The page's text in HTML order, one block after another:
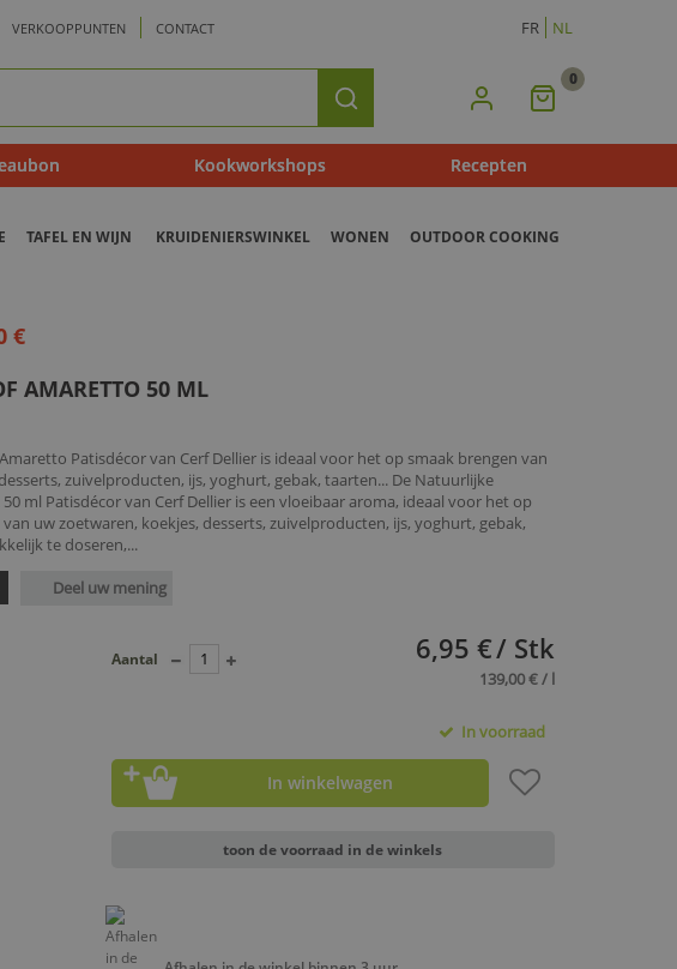
VERKOOPPUNTEN CONTACT FR NL
Zoeken Mijn
0
Kookworkshops Recepten
TAFEL EN WIJN KRUIDENIERSWINKEL WONEN OUTDOOR COOKING
€
AMARETTO 50 ML
Patisdécor van Cerf Dellier is ideaal voor het op smaak brengen van
zuivelproducten, ijs, yoghurt, gebak, taarten... De Natuurlijke
ml Patisdécor van Cerf Dellier is een vloeibaar aroma, ideaal voor het op
uw zoetwaren, koekjes, desserts, zuivelproducten, ijs, yoghurt, gebak,
te doseren,...
Deel uw mening
6,95 €/ Stk
139,00 € / l
Aantal
In voorraad
In winkelwagen
toon de voorraad in de winkels